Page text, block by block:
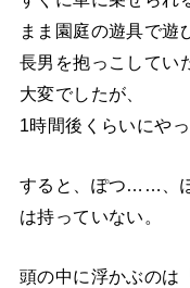
まま園庭の遊具で遊
長男を抱っこしてい
大変でしたが、
1時間後くらいにや
すると、ぽつ……、
は持っていない。
頭の中に浮かぶのは